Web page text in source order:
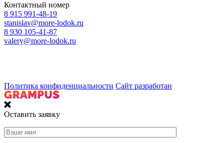
Контактный номер
8 915 991-48-19
stanislav@more-lodok.ru
8 930 105-41-87
valery@more-lodok.ru
Политика конфиденциальности Сайт разработан
Оставить заявку